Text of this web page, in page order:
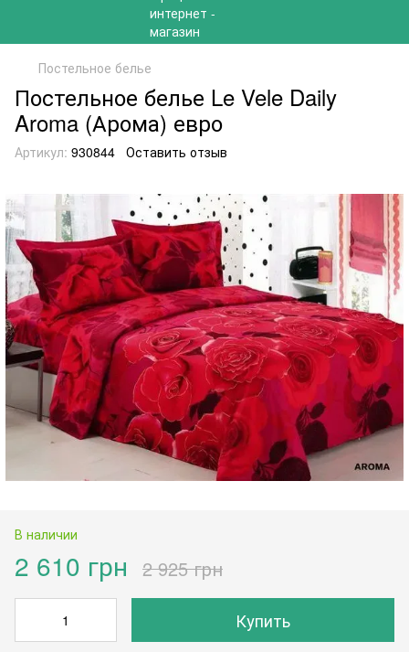
Постельное белье
Постельное белье Le Vele Daily
Aroma (Арома) евро
Артикул: 930844 Оставить отзыв
В наличии
2 610 грн 2 925 грн
Купить